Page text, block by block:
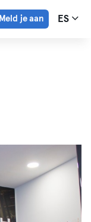
Meld je aan ES